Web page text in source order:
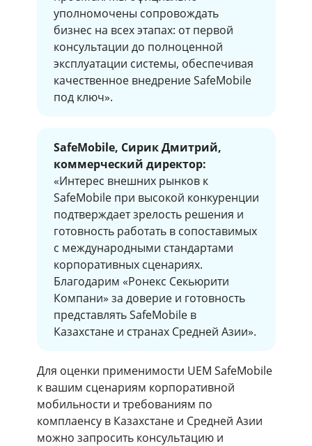
уполномочены сопровождать
бизнес на всех этапах: от первой
консультации до полноценной
эксплуатации системы, обеспечивая
качественное внедрение SafeMobile
под ключ».
SafeMobile, Сирик Дмитрий,
коммерческий директор:
«Интерес внешних рынков к
SafeMobile при высокой конкуренции
подтверждает зрелость решения и
готовность работать в сопоставимых
с международными стандартами
корпоративных сценариях.
Благодарим «Ронекс Секьюрити
Компани» за доверие и готовность
представлять SafeMobile в
Казахстане и странах Средней Азии».
Для оценки применимости UEM SafeMobile
к вашим сценариям корпоративной
мобильности и требованиям по
комплаенсу в Казахстане и Средней Азии
можно запросить консультацию и